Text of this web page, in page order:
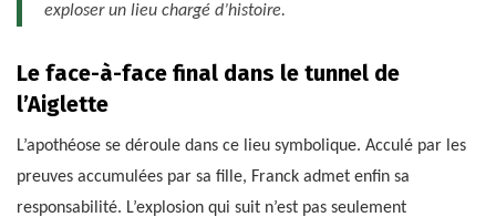
exploser un lieu chargé d’histoire.
Le face-à-face final dans le tunnel de
l’Aiglette
L’apothéose se déroule dans ce lieu symbolique. Acculé par les
preuves accumulées par sa fille, Franck admet enfin sa
responsabilité. L’explosion qui suit n’est pas seulement